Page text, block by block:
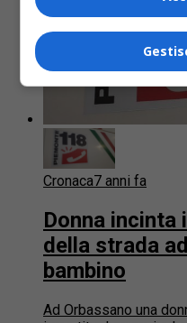
Cronaca7 anni fa
Donna
della strada
bambino
Ad Orbassano una